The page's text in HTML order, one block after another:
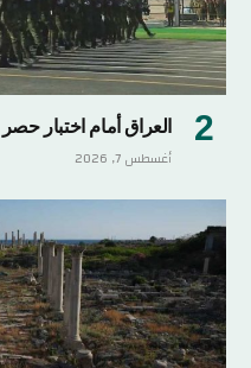
العراق أمام اختبار
أغسطس 7, 2026